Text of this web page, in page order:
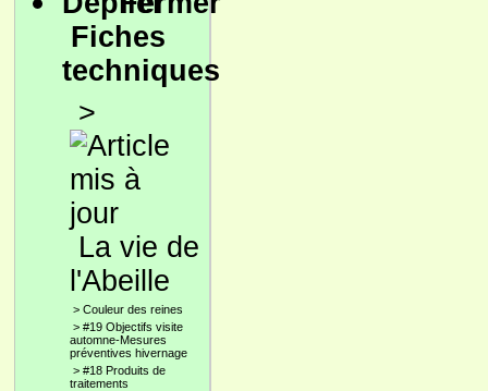
Fiches
techniques
>
La vie de
l'Abeille
> Couleur des reines
> #19 Objectifs visite
automne-Mesures
préventives hivernage
> #18 Produits de
traitements